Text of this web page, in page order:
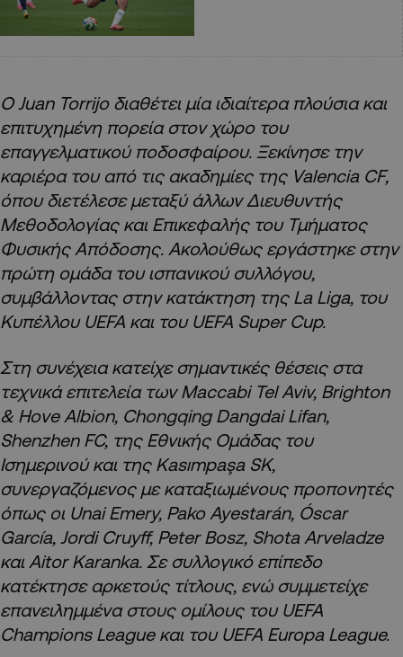
Ο Juan Torrijo διαθέτει μία ιδιαίτερα πλούσια και
επιτυχημένη πορεία στον χώρο του
επαγγελματικού ποδοσφαίρου. Ξεκίνησε την
καριέρα του από τις ακαδημίες της Valencia CF,
όπου διετέλεσε μεταξύ άλλων Διευθυντής
Μεθοδολογίας και Επικεφαλής του Τμήματος
Φυσικής Απόδοσης. Ακολούθως εργάστηκε στην
πρώτη ομάδα του ισπανικού συλλόγου,
συμβάλλοντας στην κατάκτηση της La Liga, του
Κυπέλλου UEFA και του UEFA Super Cup.
Στη συνέχεια κατείχε σημαντικές θέσεις στα
τεχνικά επιτελεία των Maccabi Tel Aviv, Brighton
& Hove Albion, Chongqing Dangdai Lifan,
Shenzhen FC, της Εθνικής Ομάδας του
Ισημερινού και της Kasımpaşa SK,
συνεργαζόμενος με καταξιωμένους προπονητές
όπως οι Unai Emery, Pako Ayestarán, Óscar
García, Jordi Cruyff, Peter Bosz, Shota Arveladze
και Aitor Karanka. Σε συλλογικό επίπεδο
κατέκτησε αρκετούς τίτλους, ενώ συμμετείχε
επανειλημμένα στους ομίλους του UEFA
Champions League και του UEFA Europa League.